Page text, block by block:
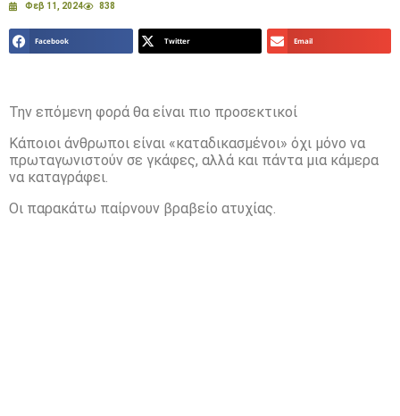
Φεβ 11, 2024 838
Facebook Twitter Email
Την επόμενη φορά θα είναι πιο προσεκτικοί
Κάποιοι άνθρωποι είναι «καταδικασμένοι» όχι μόνο να
πρωταγωνιστούν σε γκάφες, αλλά και πάντα μια κάμερα
να καταγράφει.
Οι παρακάτω παίρνουν βραβείο ατυχίας.